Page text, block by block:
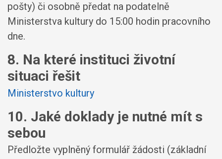
pošty) či osobně předat na podatelně
Ministerstva kultury do 15:00 hodin pracovního
dne.
8. Na které instituci životní
situaci řešit
Ministerstvo kultury
10. Jaké doklady je nutné mít s
sebou
Předložte vyplněný formulář žádosti (základní